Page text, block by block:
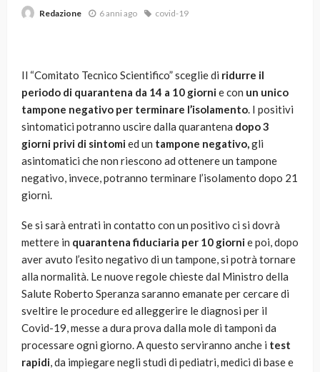
Redazione 6 anni ago covid-19
Il “Comitato Tecnico Scientifico” sceglie di ridurre il
periodo di quarantena da 14 a 10 giornie con un unico
tampone negativo per terminare l’isolamento. I positivi
sintomatici potranno uscire dalla quarantena dopo 3
giorni privi di sintomied un tampone negativo,gli
asintomatici che non riescono ad ottenere un tampone
negativo, invece, potranno terminare l’isolamento dopo 21
giorni.
Se si sarà entrati in contatto con un positivo ci si dovrà
mettere in quarantena fiduciaria per 10 giornie poi, dopo
aver avuto l’esito negativo di un tampone, si potrà tornare
alla normalità. Le nuove regole chieste dal Ministro della
Salute Roberto Speranza saranno emanate per cercare di
sveltire le procedure ed alleggerire le diagnosi per il
Covid-19, messe a dura prova dalla mole di tamponi da
processare ogni giorno. A questo serviranno anche i test
rapidi, da impiegare negli studi di pediatri, medici di base e